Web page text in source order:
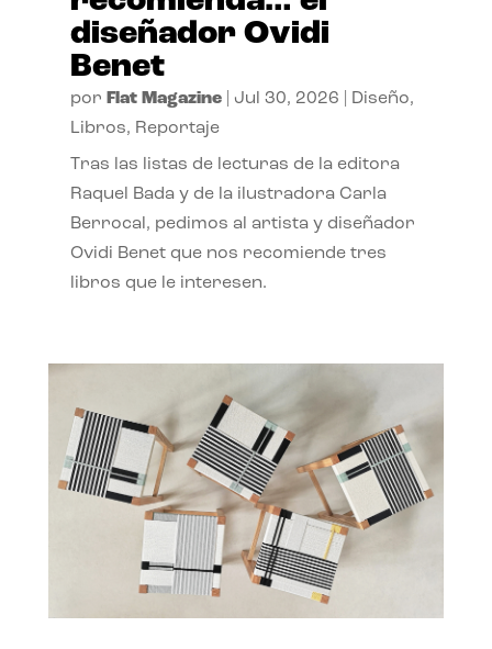
diseñador Ovidi
Benet
por Flat Magazine| Jul 30, 2026 Diseño,
Libros, Reportaje
Tras las listas de lecturas de la editora
Raquel Bada y de la ilustradora Carla
Berrocal, pedimos al artista y diseñador
Ovidi Benet que nos recomiende tres
libros que le interesen.